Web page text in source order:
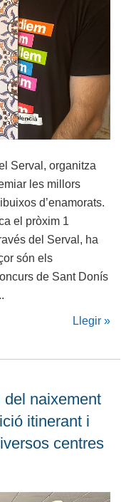
Serval, organitza
les millors
d’enamorats.
el pròxim 1
del Serval, ha
són els
de Sant Donís
Llegir »
naixement
itinerant i
centres